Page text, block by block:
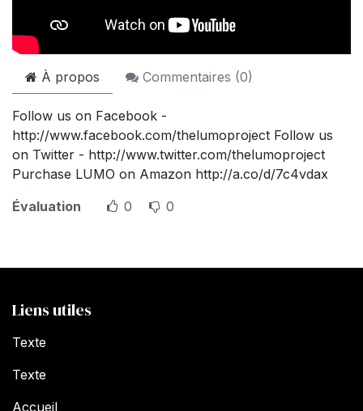
À propos Commentaires (0)
Follow us on Facebook -
http://www.facebook.com/thelumoproject Follow us
on Twitter - http://www.twitter.com/thelumoproject
Purchase LUMO on Amazon http://a.co/d/7c4vdax
Évaluation
0 0
Liens utiles
Texte
Texte
Accueil